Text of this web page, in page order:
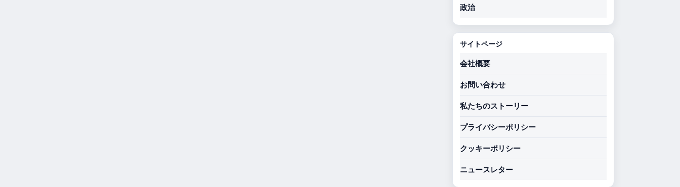
政治
サイトページ
会社概要
お問い合わせ
私たちのストーリー
プライバシーポリシー
クッキーポリシー
ニュースレター